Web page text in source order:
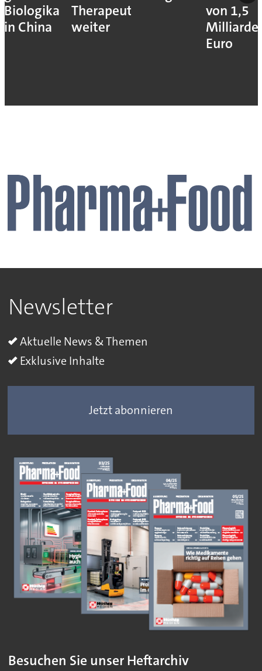
Biologika
in China
Therapeutika
weiter
von 1,5
Euro
Newsletter
Aktuelle News & Themen
Exklusive Inhalte
Jetzt abonnieren
Besuchen Sie unser Heftarchiv